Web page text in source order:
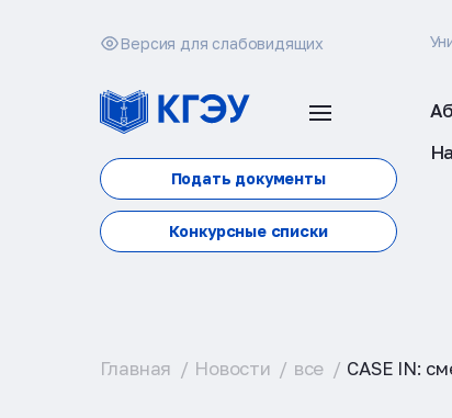
Версия для слабовидящих
Подать документы
Конкурсные списки
Главная Новости все CASE IN: